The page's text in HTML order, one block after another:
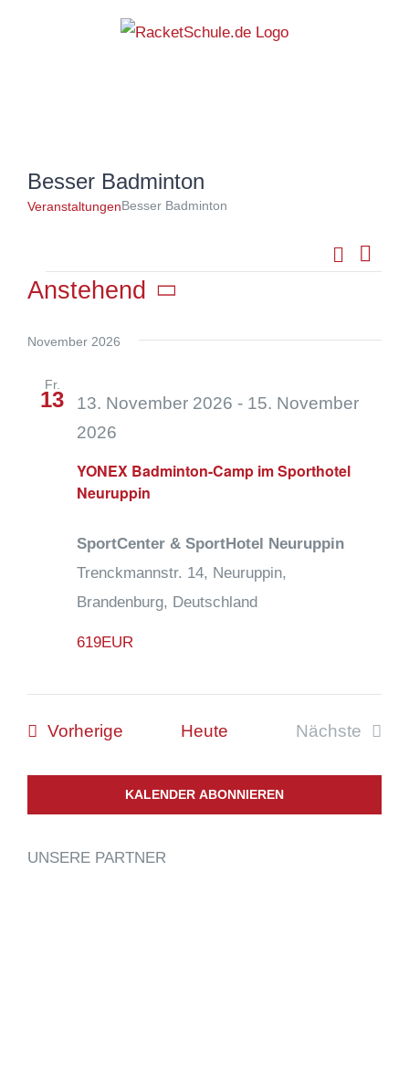
Besser Badminton
VeranstaltungenBesser Badminton
Suche
Liste
Veranstaltungen
Anstehend
wählen.
November 2026
Fr.
13
YONEX Badminton-Camp im Sporthotel
Neuruppin
13. November 2026 - 15. November
2026
SportCenter & SportHotel Neuruppin
Trenckmannstr. 14, Neuruppin,
Brandenburg, Deutschland
619EUR
Vorherige Veranstaltungen
Heute
Nächste
KALENDER ABONNIEREN
UNSERE PARTNER